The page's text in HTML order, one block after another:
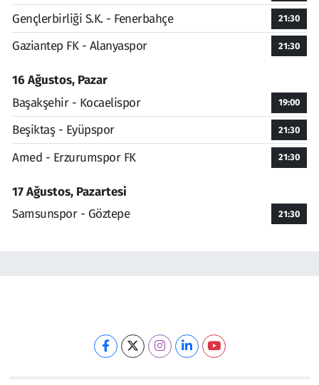
Gençlerbirliği S.K. - Fenerbahçe 21:30
Gaziantep FK - Alanyaspor 21:30
16 Ağustos, Pazar
Başakşehir - Kocaelispor
19:00
Beşiktaş - Eyüpspor 21:30
Amed - Erzurumspor FK 21:30
17 Ağustos, Pazartesi
Samsunspor - Göztepe
21:30